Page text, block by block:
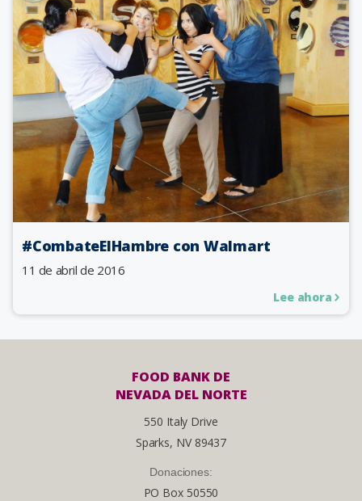
#CombateElHambre con Walmart
11 de abril de 2016
Lee ahora
FOOD BANK DE
NEVADA DEL NORTE
550 Italy Drive
Sparks, NV 89437
Donaciones:
PO Box 50550